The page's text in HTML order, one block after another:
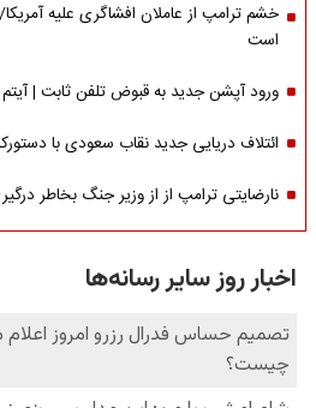
خشم ترامپ از عاملان افشاگری‌ علیه
است
ورود آپشن جدید به قبوض تلفن ثابت |
ائتلاف دریایی جدید نقاب سعودی با
نارضایتی ترامپ از از وزیر جنگ بخاطر